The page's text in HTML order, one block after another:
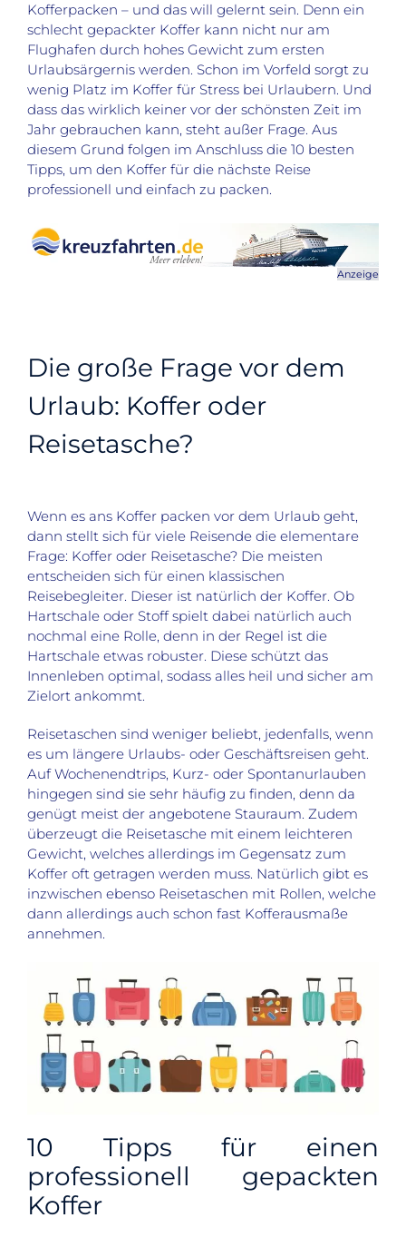
Kofferpacken – und das will gelernt sein. Denn ein
schlecht gepackter Koffer kann nicht nur am
Flughafen durch hohes Gewicht zum ersten
Urlaubsärgernis werden. Schon im Vorfeld sorgt zu
wenig Platz im Koffer für Stress bei Urlaubern. Und
dass das wirklich keiner vor der schönsten Zeit im
Jahr gebrauchen kann, steht außer Frage. Aus
diesem Grund folgen im Anschluss die 10 besten
Tipps, um den Koffer für die nächste Reise
professionell und einfach zu packen.
Anzeige
Die große Frage vor dem
Urlaub: Koffer oder
Reisetasche?
Wenn es ans Koffer packen vor dem Urlaub geht,
dann stellt sich für viele Reisende die elementare
Frage: Koffer oder Reisetasche? Die meisten
entscheiden sich für einen klassischen
Reisebegleiter. Dieser ist natürlich der Koffer. Ob
Hartschale oder Stoff spielt dabei natürlich auch
nochmal eine Rolle, denn in der Regel ist die
Hartschale etwas robuster. Diese schützt das
Innenleben optimal, sodass alles heil und sicher am
Zielort ankommt.
Reisetaschen sind weniger beliebt, jedenfalls, wenn
es um längere Urlaubs- oder Geschäftsreisen geht.
Auf Wochenendtrips, Kurz- oder Spontanurlauben
hingegen sind sie sehr häufig zu finden, denn da
genügt meist der angebotene Stauraum. Zudem
überzeugt die Reisetasche mit einem leichteren
Gewicht, welches allerdings im Gegensatz zum
Koffer oft getragen werden muss. Natürlich gibt es
inzwischen ebenso Reisetaschen mit Rollen, welche
dann allerdings auch schon fast Kofferausmaße
annehmen.
10 Tipps für einen
professionell gepackten
Koffer